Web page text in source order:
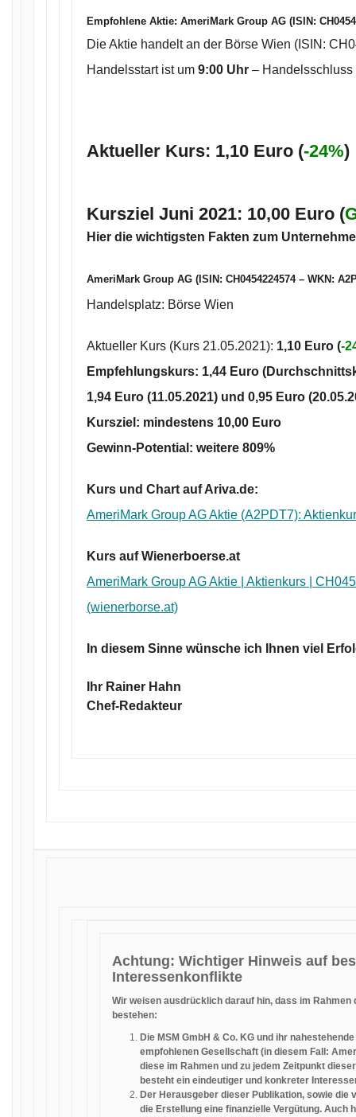
Empfohlene Aktie: AmeriMark Group AG (ISIN:
Die Aktie handelt an der Börse Wien (ISIN:
Handelsstart ist um 9:00 Uhr – Handelsschluss
Aktueller Kurs: 1,10 Euro (-24%)
Kursziel Juni 2021: 10,00 Euro (
Hier die wichtigsten Fakten zum
AmeriMark Group AG (ISIN: CH0454224574 – WKN:
Handelsplatz: Börse Wien
Aktueller Kurs (Kurs 21.05.2021): 1,10 Euro (-
Empfehlungskurs: 1,44 Euro
1,94 Euro (11.05.2021) und 0,95 Euro
Kursziel: mindestens 10,00 Euro
Gewinn-Potential: weitere 809%
Kurs und Chart auf Ariva.de:
AmeriMark Group AG Aktie (A2PDT7):
Kurs auf Wienerboerse.at
AmeriMark Group AG Aktie | Aktienkurs |
(wienerborse.at)
In diesem Sinne wünsche ich Ihnen viel
Ihr Rainer Hahn
Chef-Redakteur
Achtung: Wichtiger Hinweis auf
Interessenkonflikte
Wir weisen ausdrücklich darauf hin, dass im
bestehen:
Die MSM GmbH & Co. KG und ihr
empfohlenen Gesellschaft (in diesem Fall:
diese im Rahmen und zu jedem Zeitpunkt
besteht ein eindeutiger und konkreter
Der Herausgeber dieser Publikation, sowie
die Erstellung eine finanzielle Vergütung. Auch